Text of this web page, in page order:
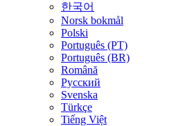
한국어
Norsk bokmål
Polski
Português (PT)
Português (BR)
Română
Русский
Svenska
Türkçe
Tiếng Việt